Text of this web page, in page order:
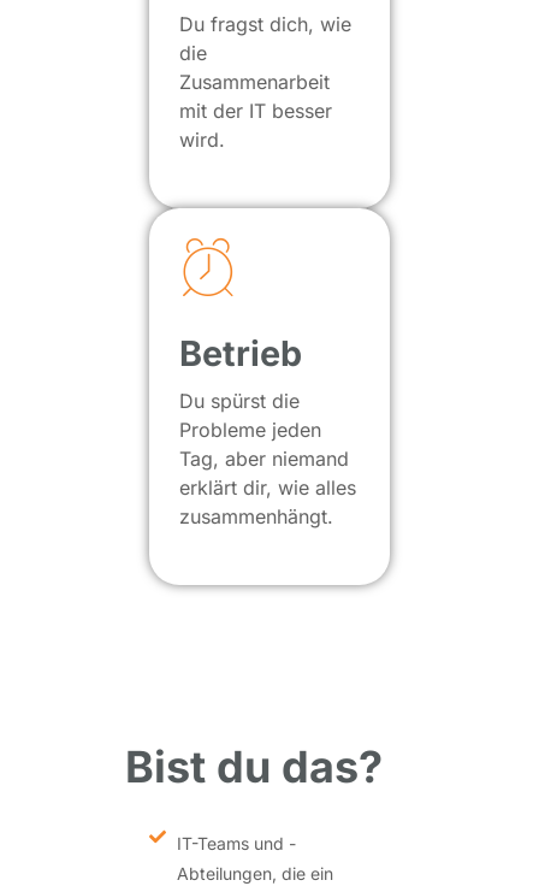
Du fragst dich, wie
die
Zusammenarbeit
mit der IT besser
wird.
Betrieb
Du spürst die
Probleme jeden
Tag, aber niemand
erklärt dir, wie alles
zusammenhängt.
Bist du das?
IT-Teams und -
Abteilungen, die ein